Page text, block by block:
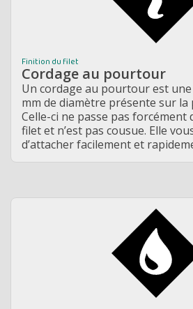
Finition du filet
Cordage au pourtour
Un cordage au pourtour est une
mm de diamètre présente sur
Celle-ci ne passe pas forcément
filet et n’est pas cousue. Elle
d’attacher facilement et